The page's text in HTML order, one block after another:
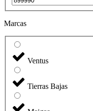
Marcas
Ventus
Tierras Bajas